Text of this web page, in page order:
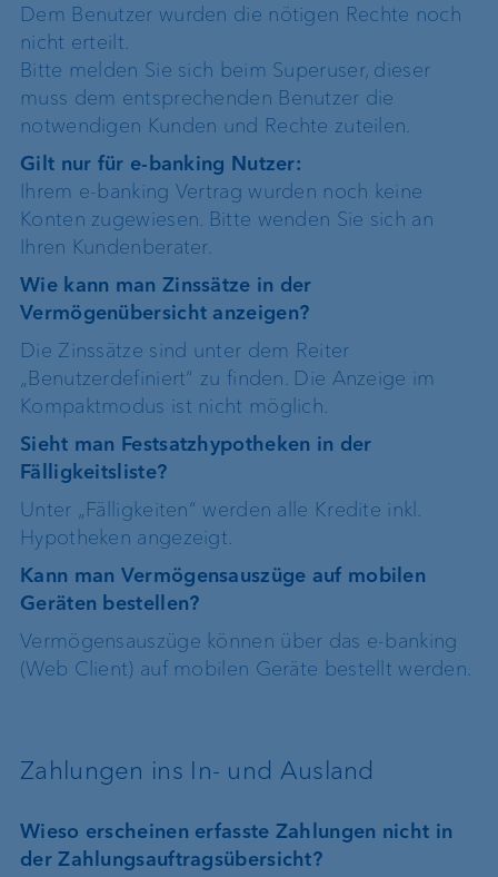
Dem Benutzer wurden die nötigen Rechte noch
nicht erteilt.
Bitte melden Sie sich beim Superuser, dieser
muss dem entsprechenden Benutzer die
notwendigen Kunden und Rechte zuteilen.
Gilt nur für e-banking Nutzer:
Ihrem e-banking Vertrag wurden noch keine
Konten zugewiesen. Bitte wenden Sie sich an
Ihren Kundenberater.
Wie kann man Zinssätze in der
Vermögenübersicht anzeigen?
Die Zinssätze sind unter dem Reiter
„Benutzerdefiniert“ zu finden. Die Anzeige im
Kompaktmodus ist nicht möglich.
Sieht man Festsatzhypotheken in der
Fälligkeitsliste?
Unter „Fälligkeiten“ werden alle Kredite inkl.
Hypotheken angezeigt.
Kann man Vermögensauszüge auf mobilen
Geräten bestellen?
Vermögensauszüge können über das e-banking
(Web Client) auf mobilen Geräte bestellt werden.
Zahlungen ins In- und Ausland
Wieso erscheinen erfasste Zahlungen nicht in
der Zahlungsauftragsübersicht?